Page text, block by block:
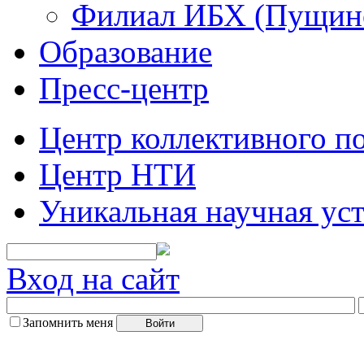
Филиал ИБХ
Образование
Пресс-центр
Центр коллективного
Центр НТИ
Уникальная научная
Вход на сайт
Запомнить меня